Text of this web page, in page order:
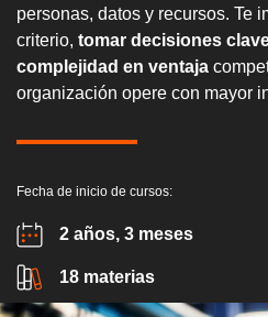
personas, datos y recursos. Te
criterio, tomar decisiones
complejidad en ventaja
organización opere con mayor
Fecha de inicio de cursos:
2 años, 3 meses
18 materias